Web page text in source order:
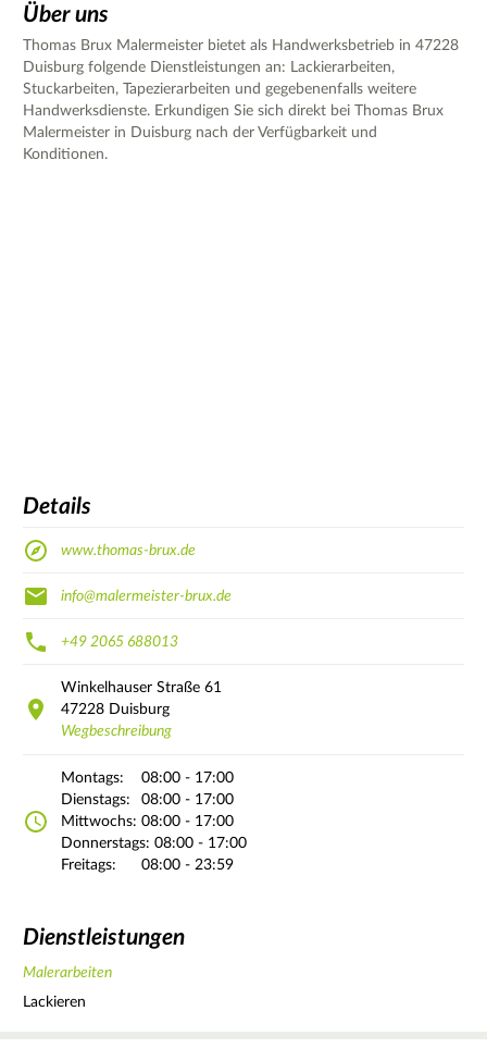
Über uns
Thomas Brux Malermeister bietet als Handwerksbetrieb in 47228
Duisburg folgende Dienstleistungen an: Lackierarbeiten,
Stuckarbeiten, Tapezierarbeiten und gegebenenfalls weitere
Handwerksdienste. Erkundigen Sie sich direkt bei Thomas Brux
Malermeister in Duisburg nach der Verfügbarkeit und
Konditionen.
Details
www.thomas-brux.de
info@malermeister-brux.de
+49 2065 688013
Winkelhauser Straße 61
47228 Duisburg
Wegbeschreibung
Montags:
08:00 - 17:00
Dienstags:
08:00 - 17:00
Mittwochs: 08:00 - 17:00
Donnerstags: 08:00 - 17:00
Freitags:
08:00 - 23:59
Dienstleistungen
Malerarbeiten
Lackieren